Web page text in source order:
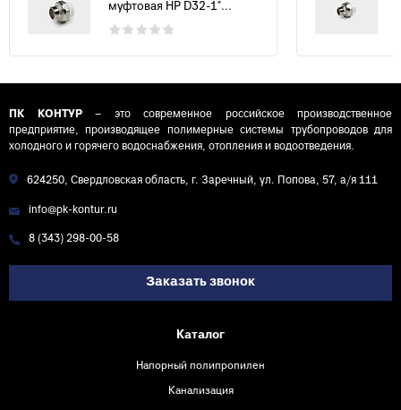
муфтовая НР D32-1"...
ПК КОНТУР– это современное российское производственное
предприятие, производящее полимерные системы трубопроводов для
холодного и горячего водоснабжения, отопления и водоотведения.
624250, Свердловская область, г. Заречный, ул. Попова, 57, а/я 111
info@pk-kontur.ru
8 (343) 298-00-58
Заказать звонок
Каталог
Напорный полипропилен
Канализация